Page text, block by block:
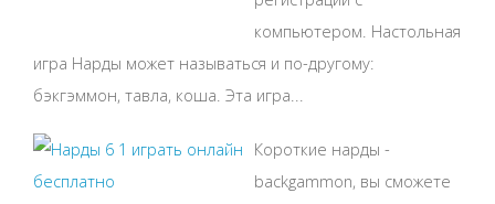
компьютером. Настольная
игра Нарды может называться и по-другому:
бэкгэммон, тавла, коша. Эта игра...
Короткие нарды -
backgammon, вы сможете